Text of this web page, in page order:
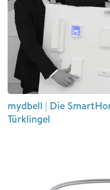
mydbell | Die
Türklingel